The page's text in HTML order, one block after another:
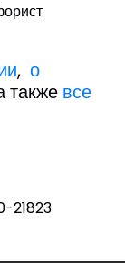
,о
также все
21823